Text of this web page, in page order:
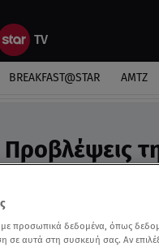
BREAKFAST@STAR ΑΜΤΖ
Μπήλιου στο
προσωπικά δεδομένα, όπως
σε αυτά στη συσκευή σας. Αν